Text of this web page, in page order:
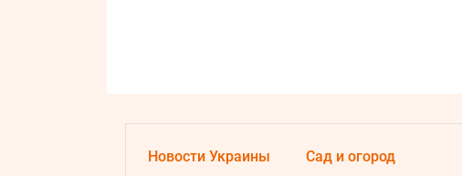
Новости Украины
Сад и огород